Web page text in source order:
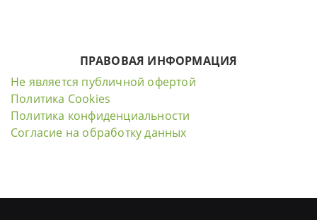
ПРАВОВАЯ ИНФОРМАЦИЯ
Не является публичной офертой
Политика Cookies
Политика конфиденциальности
Согласие на обработку данных